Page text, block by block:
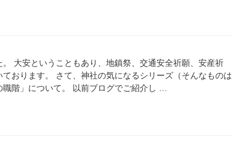
大安ということもあり、地鎮祭、交通安全祈願、安産祈
おります。 さて、神社の気になるシリーズ（そんなものは
階」について。 以前ブログでご紹介し …